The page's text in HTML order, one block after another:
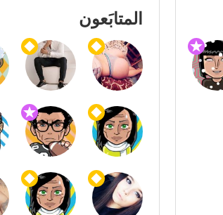
المتابَعون